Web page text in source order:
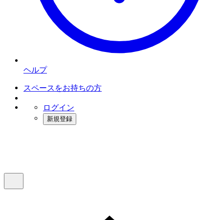
ヘルプ
スペースをお持ちの方
ログイン
新規登録